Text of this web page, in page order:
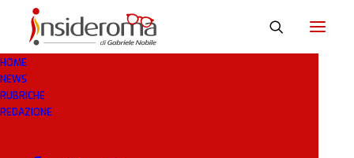
HOME
NEWS
RUBRICHE
REDAZIONE
KUWAIT